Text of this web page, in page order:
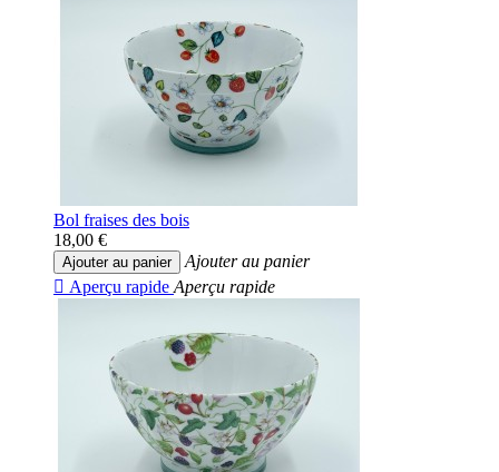
Bol fraises des bois
18,00 €
Ajouter au panier
Ajouter au panier
 Aperçu rapide Aperçu rapide